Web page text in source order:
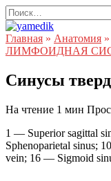
Перейти
к
содержанию
Search
for:
Главная » Анатомия »
ЛИМФОИДНАЯ
Синусы
На чтение 1 мин
1 — Superior sagittal
Sphenoparietal sinus;
vein; 16 — Sigmoid